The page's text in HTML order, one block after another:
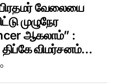
வேலையை
முழுநேர
ஆகலாம்” :
விமர்சனம்…